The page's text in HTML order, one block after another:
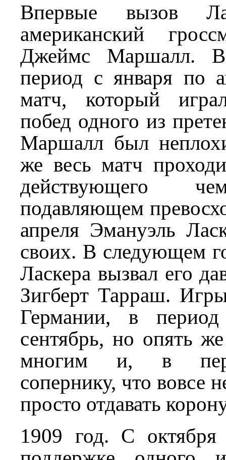
Впервые вызов
американский
Джеймс Маршалл.
период с января по
матч, который
побед одного из
Маршалл был
же весь матч
действующего
подавляющем
апреля Эмануэль
своих. В следующем
Ласкера вызвал его
Зигберт Тарраш.
Германии, в
сентябрь, но опять
многим и, в
сопернику, что вовсе
просто отдавать
1909 год. С